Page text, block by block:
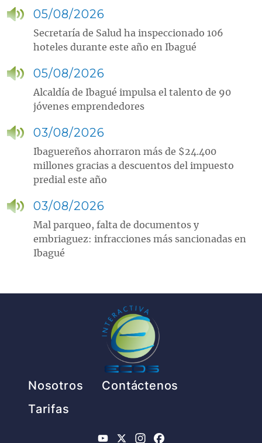
05/08/2026
Secretaría de Salud ha inspeccionado 106
hoteles durante este año en Ibagué
05/08/2026
Alcaldía de Ibagué impulsa el talento de 90
jóvenes emprendedores
03/08/2026
Ibaguereños ahorraron más de $24.400
millones gracias a descuentos del impuesto
predial este año
03/08/2026
Mal parqueo, falta de documentos y
embriaguez: infracciones más sancionadas en
Ibagué
Pie de página
Nosotros
Contáctenos
Tarifas
YouTube
X Instagram